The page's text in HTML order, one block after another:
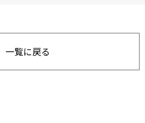
一覧に戻る